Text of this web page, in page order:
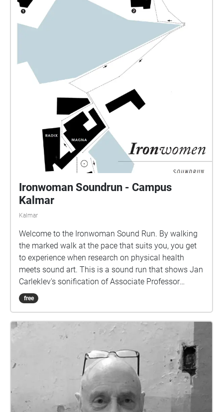
music as well as creative concepts with the duo
Moneeo. https://www.moneeo.com/ (Photo courtesy
Ironwoman Soundrun - Campus
Kalmar
Kalmar
Welcome to the Ironwoman Sound Run. By walking
the marked walk at the pace that suits you, you get
to experience when research on physical health
meets sound art. This is a sound run that shows Jan
Carleklev's sonification of Associate Professor
Patrick Bergma's research data.
free